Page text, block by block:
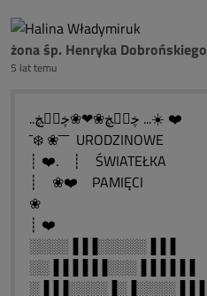
żona śp. Henryka Dobrońskiego
5 lat temu
..ڿڰۣڿ❀❤❀ڿڰۣڿ ...☀️ ❤️
¯❄️ ❀¯¯¯ URODZINOWE
┊ ❤️. ┊ ŚWIATEŁKA
┊ ❀❤️ PAMIĘCI
❀
┊ ❤️
░░░░▐▐▐░░░░░▐▐▐
░░▐▐▐▐▐▐░░░▐▐▐▐▐▐
░▐▐▐░░░░▐░▐░░░░▐▐▐